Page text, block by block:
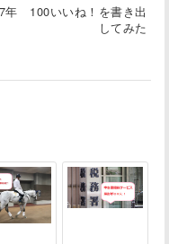
年 100いいね！を書き出
してみた